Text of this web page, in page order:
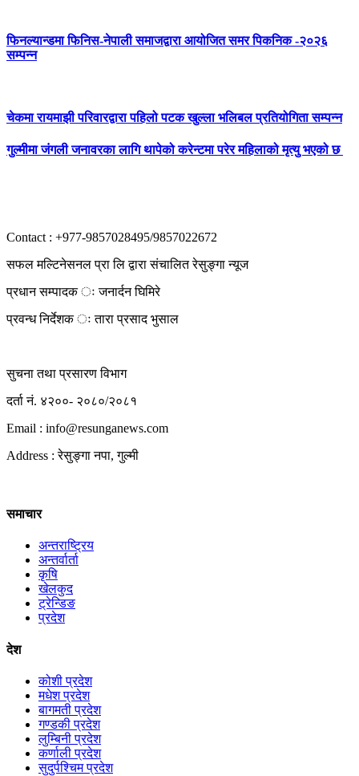
फिनल्यान्डमा फिनिस-नेपाली समाजद्वारा आयोजित समर पिकनिक -२०२६
सम्पन्न
चेकमा रायमाझी परिवारद्वारा पहिलो पटक खुल्ला भलिबल प्रतियोगिता सम्पन्न
गुल्मीमा जंगली जनावरका लागि थापेको करेन्टमा परेर महिलाको मृत्यु भएको छ
Contact : +977-9857028495/9857022672
सफल मल्टिनेसनल प्रा लि द्वारा संचालित रेसुङ्गा न्यूज
प्रधान सम्पादक ः जनार्दन घिमिरे
प्रवन्ध निर्देशक ः तारा प्रसाद भुसाल
सुचना तथा प्रसारण विभाग
दर्ता नं. ४२००- २०८०/२०८१
Email : info@resunganews.com
Address : रेसुङ्गा नपा, गुल्मी
समाचार
अन्तराष्ट्रिय
अन्तर्वार्ता
कृषि
खेलकुद
ट्रेन्डिङ
प्रदेश
देश
कोशी प्रदेश
मधेश प्रदेश
बागमती प्रदेश
गण्डकी प्रदेश
लुम्बिनी प्रदेश
कर्णाली प्रदेश
सुदुर्पश्चिम प्रदेश